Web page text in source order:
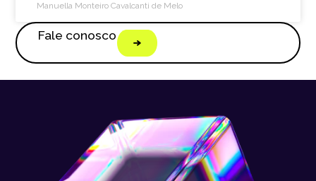
Manuella Monteiro Cavalcanti de Melo
Fale conosco